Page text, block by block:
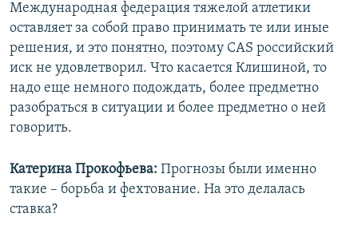
Международная федерация тяжелой атлетики
оставляет за собой право принимать те или иные
решения, и это понятно, поэтому CAS российский
иск не удовлетворил. Что касается Клишиной, то
надо еще немного подождать, более предметно
разобраться в ситуации и более предметно о ней
говорить.
Катерина Прокофьева: Прогнозы были именно
такие – борьба и фехтование. На это делалась
ставка?